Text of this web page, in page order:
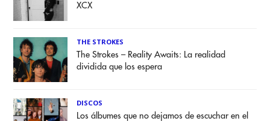
XCX
THE STROKES
The Strokes – Reality Awaits: La realidad
dividida que los espera
DISCOS
Los álbumes que no dejamos de escuchar en el